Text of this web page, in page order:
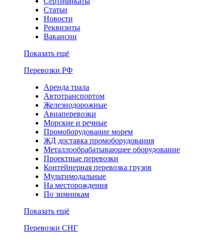
Статьи
Новости
Реквизиты
Вакансии
Показать ещё
Перевозки РФ
Аренда трала
Автотранспортом
Железнодорожные
Авиаперевозки
Морские и речные
Промоборудование морем
ЖД доставка промоборудования
Металлообрабатывающее оборудование
Проектные перевозки
Контейнерная перевозка грузов
Мультимодальные
На месторождения
По зимникам
Показать ещё
Перевозки СНГ